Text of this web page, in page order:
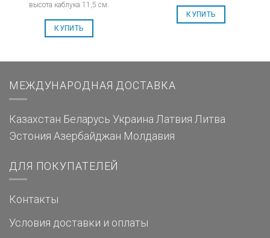
высота каблука 11,5 см.
КУПИТЬ
КУПИТЬ
МЕЖДУНАРОДНАЯ ДОСТАВКА
Казахстан Беларусь Украина Латвия Литва
Эстония Азербайджан Молдавия
ДЛЯ ПОКУПАТЕЛЕЙ
Контакты
Условия доставки и оплаты